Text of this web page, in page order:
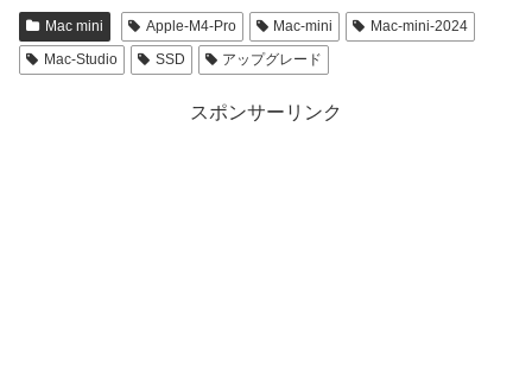
Mac mini Apple-M4-Pro Mac-mini
Mac-mini-2024
Mac-Studio
SSD アップグレード
スポンサーリンク